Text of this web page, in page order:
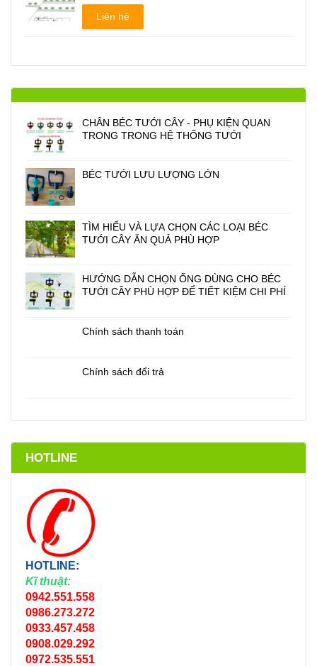
Liên hệ
CHÂN BÉC TƯỚI CÂY - PHỤ KIỆN QUAN
TRONG TRONG HỆ THỐNG TƯỚI
BÉC TƯỚI LƯU LƯỢNG LỚN
TÌM HIỂU VÀ LỰA CHỌN CÁC LOẠI BÉC
TƯỚI CÂY ĂN QUẢ PHÙ HỢP
HƯỚNG DẪN CHỌN ỐNG DÙNG CHO BÉC
TƯỚI CÂY PHÙ HỢP ĐỂ TIẾT KIỆM CHI PHÍ
Chính sách thanh toán
Chính sách đổi trả
HOTLINE
HOTLINE:
Kĩ thuật:
0942.551.558
0986.273.272
0933.457.458
0908.029.292
0972.535.551